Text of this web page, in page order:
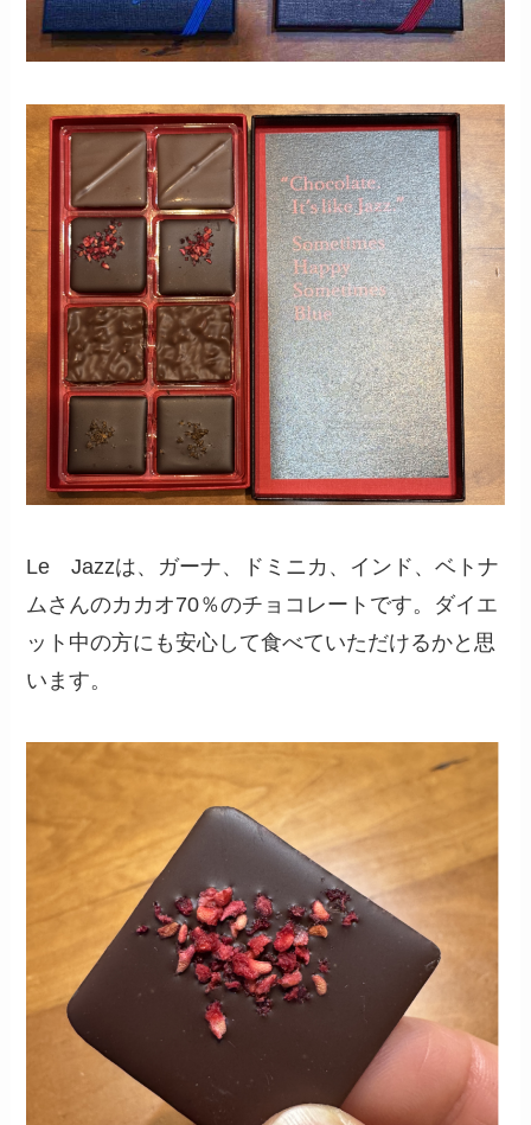
Le Jazzは、ガーナ、ドミニカ、インド、ベトナ
ムさんのカカオ70％のチョコレートです。ダイエ
ット中の方にも安心して食べていただけるかと思
います。